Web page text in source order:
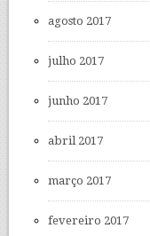
agosto 2017
julho 2017
junho 2017
abril 2017
março 2017
fevereiro 2017